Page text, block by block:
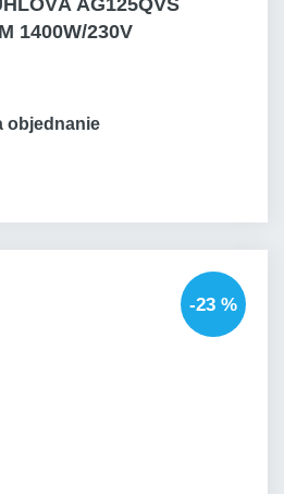
AG125QVS
1400W/230V
objednanie
-23 %